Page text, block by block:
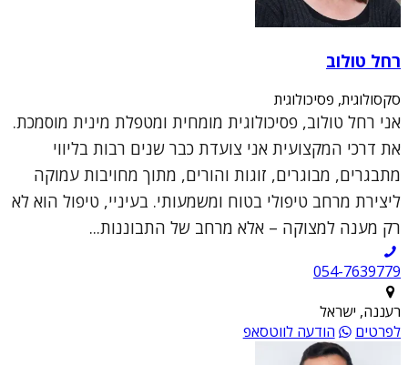
רחל טולוב
סקסולוגית, פסיכולוגית
אני רחל טולוב, פסיכולוגית מומחית ומטפלת מינית מוסמכת.
את דרכי המקצועית אני צועדת כבר שנים רבות בליווי
מתבגרים, מבוגרים, זוגות והורים, מתוך מחויבות עמוקה
ליצירת מרחב טיפולי בטוח ומשמעותי. בעיניי, טיפול הוא לא
רק מענה למצוקה – אלא מרחב של התבוננות...
054-7639779
רעננה, ישראל
לפרטים
הודעה לווטסאפ